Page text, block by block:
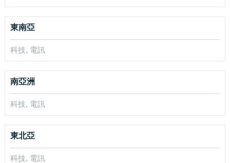
東南亞
科技, 電訊
南亞洲
科技, 電訊
東北亞
科技, 電訊